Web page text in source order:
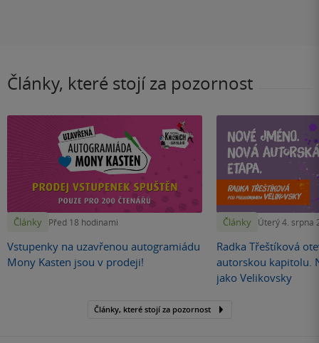
Články, které stojí za pozornost
Články Před 18 hodinami
Vstupenky na uzavřenou autogramiádu
Mony Kasten jsou v prodeji!
Články Úterý 4. srpna
Radka Třeštíková
autorskou kapitolu.
jako Velikovsky
Články, které stojí za pozornost